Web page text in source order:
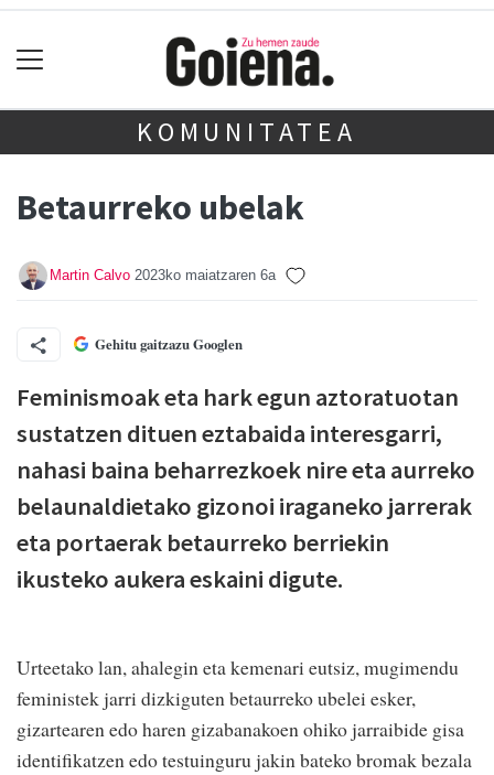
KOMUNITATEA
Betaurreko ubelak
Martin Calvo 2023ko maiatzaren 6a
Gehitu gaitzazu Googlen
Feminismoak eta hark egun aztoratuotan
sustatzen dituen eztabaida interesgarri,
nahasi baina beharrezkoek nire eta aurreko
belaunaldietako gizonoi iraganeko jarrerak
eta portaerak betaurreko berriekin
ikusteko aukera eskaini digute.
Urteetako lan, ahalegin eta kemenari eutsiz, mugimendu
feministek jarri dizkiguten betaurreko ubelei esker,
gizartearen edo haren gizabanakoen ohiko jarraibide gisa
identifikatzen edo testuinguru jakin bateko bromak bezala